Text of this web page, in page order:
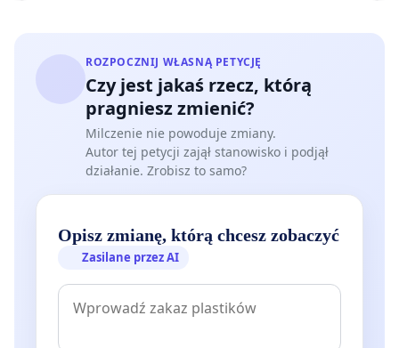
ROZPOCZNIJ WŁASNĄ PETYCJĘ
Czy jest jakaś rzecz, którą
pragniesz zmienić?
Milczenie nie powoduje zmiany.
Autor tej petycji zajął stanowisko i podjął
działanie. Zrobisz to samo?
Opisz zmianę, którą chcesz zobaczyć
Zasilane przez AI